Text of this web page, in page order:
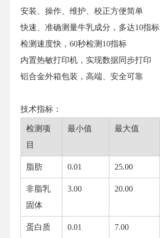
安装、操作、维护、校正方便简单
快速、准确测量牛乳成分，多达10指标
检测速度快，60秒检测10指标
内置热敏打印机，实现数据同步打印
铝合金外箱包装，高端、安全可靠
技术指标：
检测项
目
最小值 最大值
脂肪 0.01 25.00
非脂乳
固体
3.00 20.00
蛋白质 0.01 7.00